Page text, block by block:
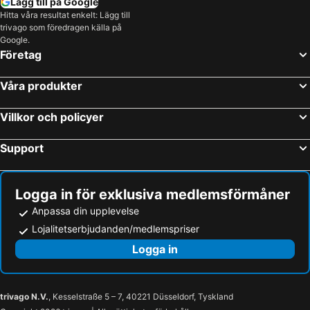
Russell, hotels with parking
Manotick, hotels with parking
Mayo, hotels with parking
Edwards, hotels with parking
Hitta våra resultat enkelt: Lägg till
trivago som föredragen källa på
Google.
Företag
Våra produkter
Villkor och policyer
Support
Logga in för exklusiva medlemsförmåner
Anpassa din upplevelse
Lojalitetserbjudanden/medlemspriser
Logga in
trivago N.V., Kesselstraße 5 – 7, 40221 Düsseldorf, Tyskland